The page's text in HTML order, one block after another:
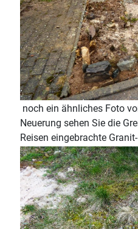
noch ein ähnliches Foto
Neuerung sehen Sie die
Reisen eingebrachte